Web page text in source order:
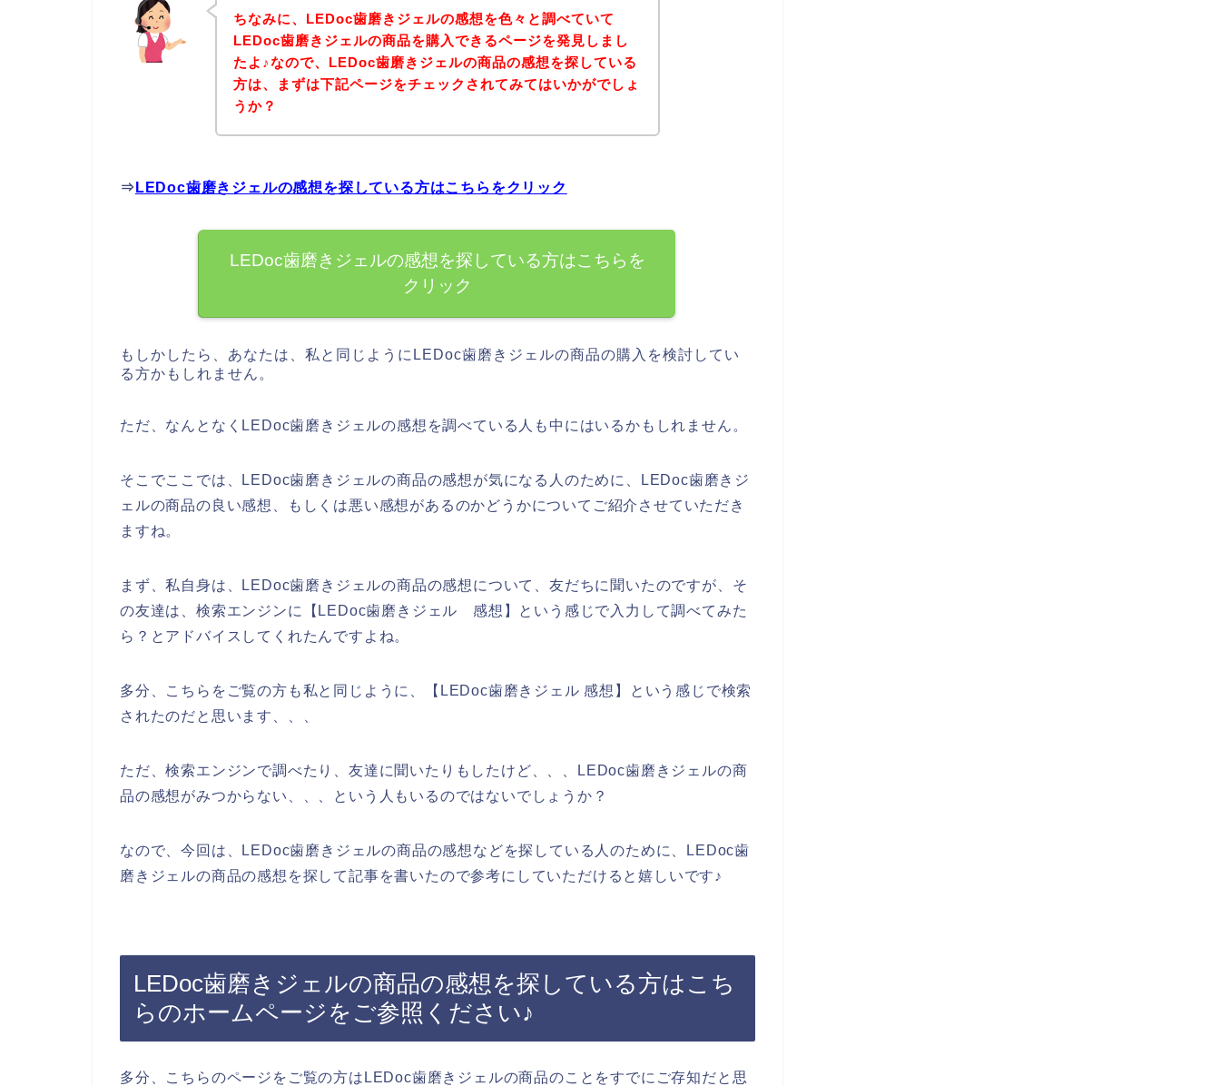
ちなみに、LEDoc歯磨きジェルの感想を色々と調べていて
LEDoc歯磨きジェルの商品を購入できるページを発見しまし
たよ♪なので、LEDoc歯磨きジェルの商品の感想を探している
方は、まずは下記ページをチェックされてみてはいかがでしょ
うか？
⇒ LEDoc歯磨きジェルの感想を探している方はこちらをクリック
LEDoc歯磨きジェルの感想を探している方はこちらを
クリック
もしかしたら、あなたは、私と同じようにLEDoc歯磨きジェルの商品の購入を検討してい
る方かもしれません。
ただ、なんとなくLEDoc歯磨きジェルの感想を調べている人も中にはいるかもしれません。
そこでここでは、LEDoc歯磨きジェルの商品の感想が気になる人のために、LEDoc歯磨きジ
ェルの商品の良い感想、もしくは悪い感想があるのかどうかについてご紹介させていただき
ますね。
まず、私自身は、LEDoc歯磨きジェルの商品の感想について、友だちに聞いたのですが、そ
の友達は、検索エンジンに【LEDoc歯磨きジェル 感想】という感じで入力して調べてみた
ら？とアドバイスしてくれたんですよね。
多分、こちらをご覧の方も私と同じように、【LEDoc歯磨きジェル 感想】という感じで検索
されたのだと思います、、、
ただ、検索エンジンで調べたり、友達に聞いたりもしたけど、、、LEDoc歯磨きジェルの商
品の感想がみつからない、、、という人もいるのではないでしょうか？
なので、今回は、LEDoc歯磨きジェルの商品の感想などを探している人のために、LEDoc歯
磨きジェルの商品の感想を探して記事を書いたので参考にしていただけると嬉しいです♪
LEDoc歯磨きジェルの商品の感想を探している方はこち
らのホームページをご参照ください♪
多分、こちらのページをご覧の方はLEDoc歯磨きジェルの商品のことをすでにご存知だと思